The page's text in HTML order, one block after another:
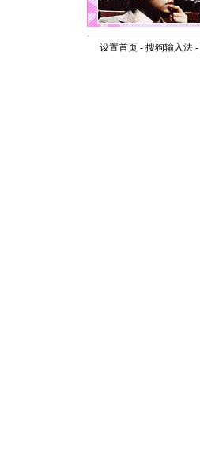
设置首页- 搜狗输入法-